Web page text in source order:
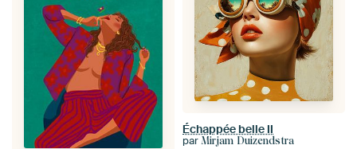
Échappée belle II
par Mirjam Duizendstra